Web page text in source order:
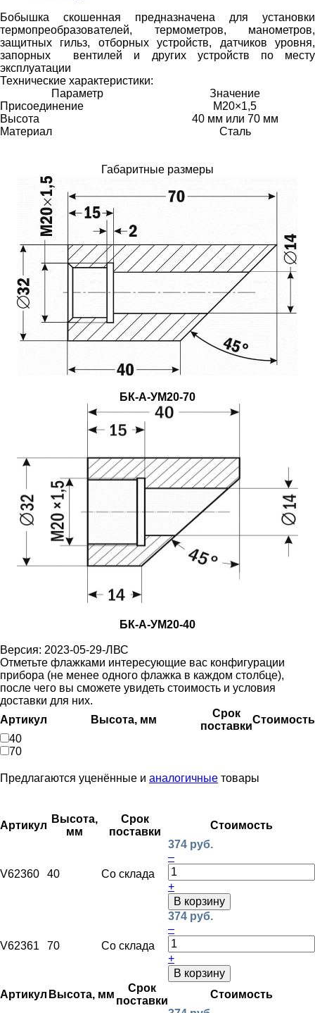
Бобышка скошенная предназначена для установки
термопреобразователей, термометров, манометров,
защитных гильз, отборных устройств, датчиков уровня,
запорных вентилей и других устройств по месту
эксплуатации
Технические характеристики:
Параметр
Значение
Присоединение
М20×1,5
Высота
40 мм или 70 мм
Материал
Сталь
Габаритные размеры
БК-А-УМ20-70
БК-А-УМ20-40
Версия: 2023-05-29-ЛВС
Отметьте флажками интересующие вас конфигурации
прибора (не менее одного флажка в каждом столбце),
после чего вы сможете увидеть стоимость и условия
доставки для них.
Артикул
Высота, мм
Срок
поставки
Стоимость
40
70
Предлагаются уценённые и аналогичные товары
Артикул
Высота,
мм
Срок
поставки
Стоимость
V62360 40 Со склада
374 руб.
–
+
В корзину
V62361 70 Со склада
374 руб.
–
+
В корзину
Артикул Высота, мм
Срок
поставки
Стоимость